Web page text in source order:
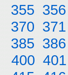
355 356
370 371
385 386
400 401